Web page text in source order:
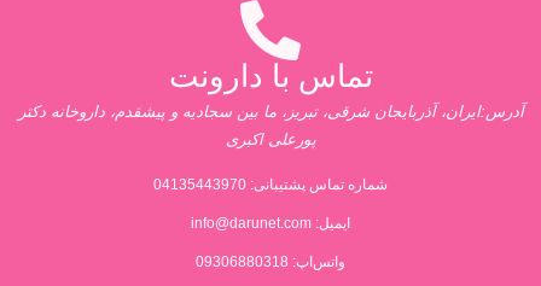
تماس با دارونت
آدرس:ایران، آذربایجان شرقی، تبریز، ما بین سجادیه و پیشقدم، داروخانه دکتر
پورعلی اکبری
شماره تماس پشتیبانی: 04135443970
ایمیل: info@darunet.com
واتس‌اپ: 09306880318